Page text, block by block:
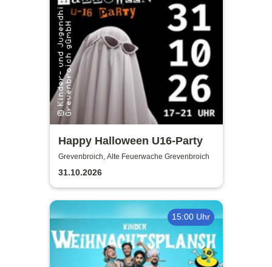
Happy Halloween U16-Party
Grevenbroich, Alte Feuerwache Grevenbroich
31.10.2026
15:00 Uhr